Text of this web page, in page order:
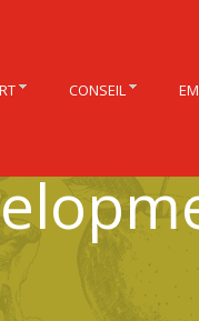
CONSEIL